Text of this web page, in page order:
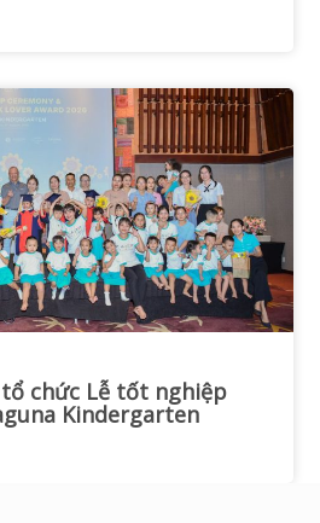
tổ chức Lễ tốt nghiệp
Kindergarten